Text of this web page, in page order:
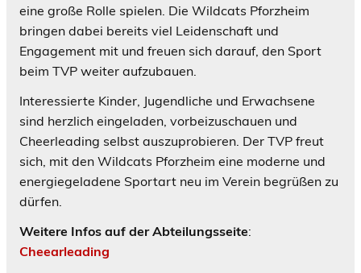
eine große Rolle spielen. Die Wildcats Pforzheim
bringen dabei bereits viel Leidenschaft und
Engagement mit und freuen sich darauf, den Sport
beim TVP weiter aufzubauen.
Interessierte Kinder, Jugendliche und Erwachsene
sind herzlich eingeladen, vorbeizuschauen und
Cheerleading selbst auszuprobieren. Der TVP freut
sich, mit den Wildcats Pforzheim eine moderne und
energiegeladene Sportart neu im Verein begrüßen zu
dürfen.
Weitere Infos auf der Abteilungsseite:
Cheearleading